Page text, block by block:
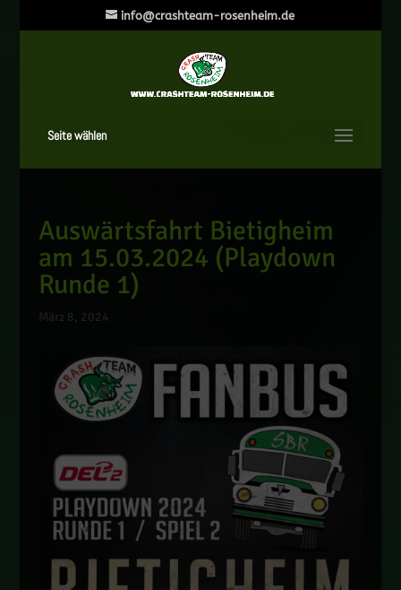
info@crashteam-rosenheim.de
Seite wählen
Auswärtsfahrt Bietigheim
am 15.03.2024 (Playdown
Runde 1)
März 8, 2024